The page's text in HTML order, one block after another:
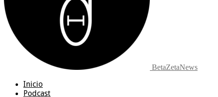
BetaZetaNews
Inicio
Podcast